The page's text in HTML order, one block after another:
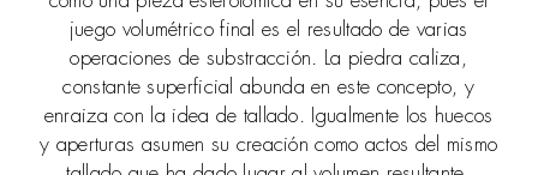
juego volumétrico final es el resultado de varias
operaciones de substracción. La piedra caliza,
constante superficial abunda en este concepto, y
enraiza con la idea de tallado. Igualmente los huecos
y aperturas asumen su creación como actos del mismo